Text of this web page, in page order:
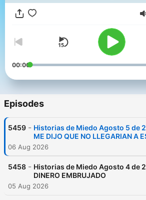
Hora del centro de México.
https://www.spreaker.com/podcast/
miedo-en-directo--5104284/support
00:00
Episodes
5459 - Historias de Miedo Agosto 5 de
ME DIJO QUE NO LLEGARIAN A
06 Aug 2026
5458 - Historias de Miedo Agosto 4 de
DINERO EMBRUJADO
05 Aug 2026